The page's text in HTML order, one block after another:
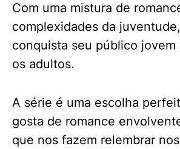
Com uma mistura de
complexidades da
conquista seu público jovem
os adultos.
A série é uma escolha
gosta de romance
que nos fazem relembrar